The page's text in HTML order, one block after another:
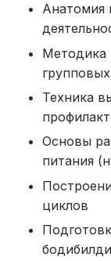
Анатомия
Методика
Техника
Основы
питания
циклов